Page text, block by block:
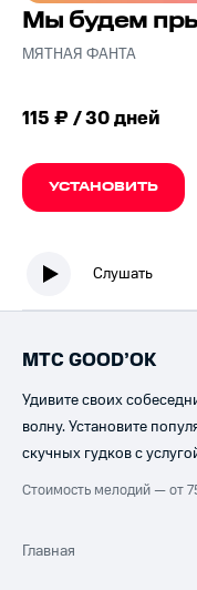
Мы будем
МЯТНАЯ ФАНТА
115 ₽ / 30 дней
УСТАНОВИТЬ
Слушать
МТС GOOD’OK
Удивите своих
волну. Установите
скучных гудков с
Стоимость мелодий — от
Главная